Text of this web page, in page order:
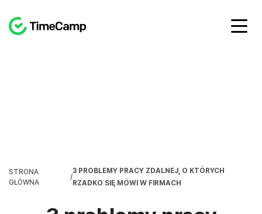
STRONA
GŁÓWNA
/
3 PROBLEMY PRACY ZDALNEJ, O KTÓRYCH
RZADKO SIĘ MÓWI W FIRMACH